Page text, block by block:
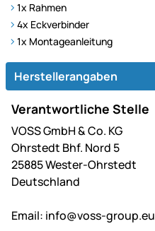
1x Rahmen
4x Eckverbinder
1x Montageanleitung
Herstellerangaben
Verantwortliche Stelle
VOSS GmbH & Co. KG
Ohrstedt Bhf. Nord 5
25885 Wester-Ohrstedt
Deutschland
Email: info@voss-group.eu